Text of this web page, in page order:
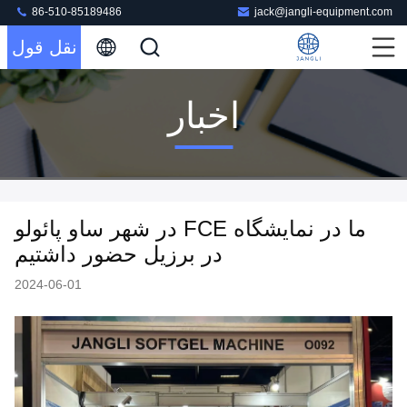
jack@jangli-equipment.com
86-510-85189486
نقل قول
اخبار
ما در نمایشگاه FCE در شهر ساو پائولو
در برزیل حضور داشتیم
2024-06-01